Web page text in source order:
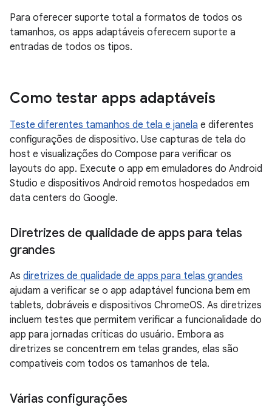
Para oferecer suporte total a formatos de todos os
tamanhos, os apps adaptáveis oferecem suporte a
entradas de todos os tipos.
Como testar apps adaptáveis
Teste diferentes tamanhos de tela e janela e diferentes
configurações de dispositivo. Use capturas de tela do
host e visualizações do Compose para verificar os
layouts do app. Execute o app em emuladores do Android
Studio e dispositivos Android remotos hospedados em
data centers do Google.
Diretrizes de qualidade de apps para telas
grandes
As diretrizes de qualidade de apps para telas grandes
ajudam a verificar se o app adaptável funciona bem em
tablets, dobráveis e dispositivos ChromeOS. As diretrizes
incluem testes que permitem verificar a funcionalidade do
app para jornadas críticas do usuário. Embora as
diretrizes se concentrem em telas grandes, elas são
compatíveis com todos os tamanhos de tela.
Várias configurações